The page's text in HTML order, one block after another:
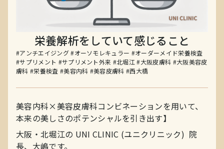
栄養解析をしていて感じること
#アンチエイジング#オーソモレキュラー #オーダーメイド栄養検査
#サプリメント #サプリメント外来 #北堀江 #大阪皮膚科 #大阪美容皮
膚科 #栄養検査 #美容内科 #美容皮膚科 #西大橋
美容内科×美容皮膚科コンビネーションを用いて、
本来の美しさのポテンシャルを引き出す】
大阪・北堀江の UNI CLINIC (ユニクリニック) 院
長、大嶋です。